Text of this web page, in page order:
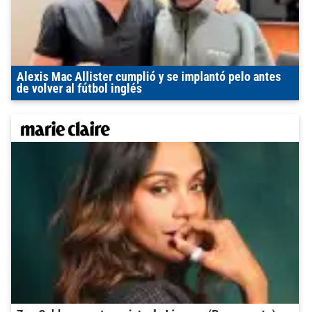
Alexis Mac Allister cumplió y se implantó pelo antes
de volver al fútbol inglés